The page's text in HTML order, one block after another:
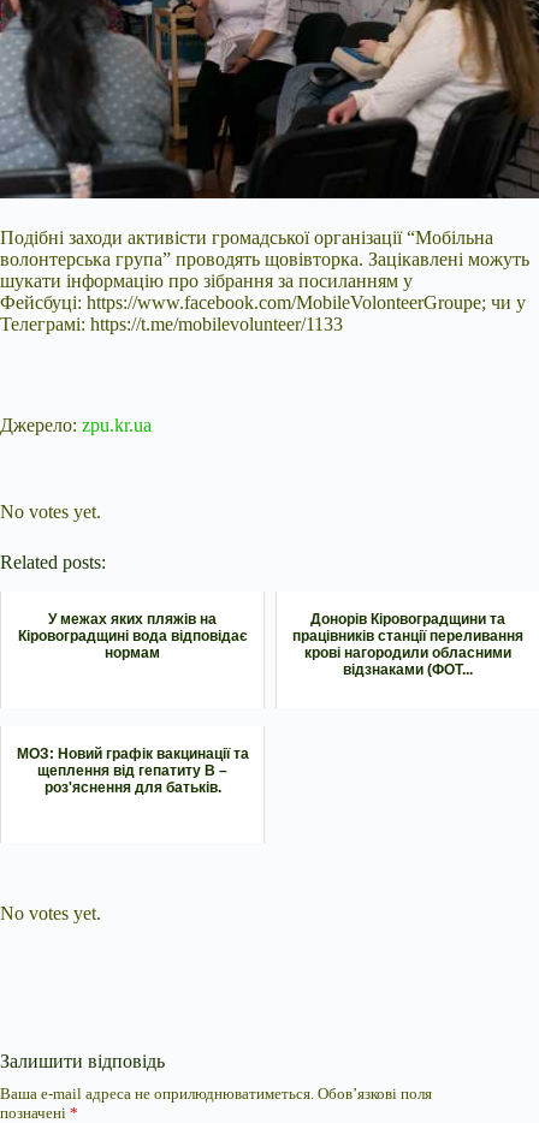
Подібні заходи активісти громадської організації“Мобільна
волонтерська група” проводять щовівторка. Зацікавлені можуть
шукати інформацію про зібрання за посиланням у
Фейсбуці: https://www.facebook.com/MobileVolonteerGroupe; чи у
Телеграмі: https://t.me/mobilevolunteer/1133
Джерело: zpu.kr.ua
No votes yet.
Related posts:
У межах яких пляжів на
Кіровоградщині вода відповідає
нормам
Донорів Кіровоградщини та
працівників станції переливання
крові нагородили обласними
відзнаками (ФОТ...
МОЗ: Новий графік вакцинації та
щеплення від гепатиту В –
роз'яснення для батьків.
No votes yet.
Залишити відповідь
Ваша e-mail адреса не оприлюднюватиметься. Обов’язкові поля
позначені *